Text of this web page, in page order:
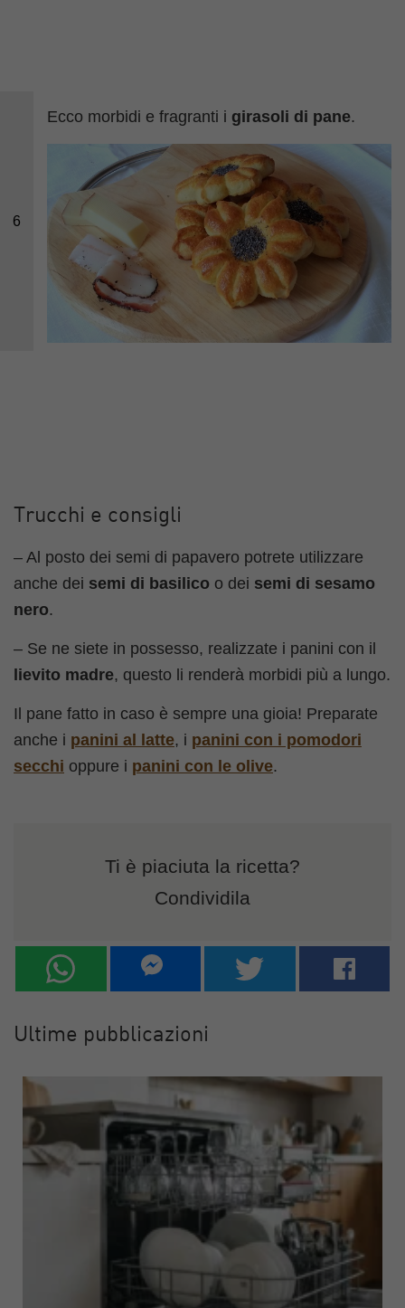
6
Ecco morbidi e fragranti i girasoli di pane.
Trucchi e consigli
– Al posto dei semi di papavero potrete utilizzare
anche dei semi di basilico o dei semi di sesamo
nero.
– Se ne siete in possesso, realizzate i panini con il
lievito madre, questo li renderà morbidi più a lungo.
Il pane fatto in caso è sempre una gioia! Preparate
anche i panini al latte, i panini con i pomodori
secchi oppure i panini con le olive.
Ti è piaciuta la ricetta?
Condividila
Ultime pubblicazioni